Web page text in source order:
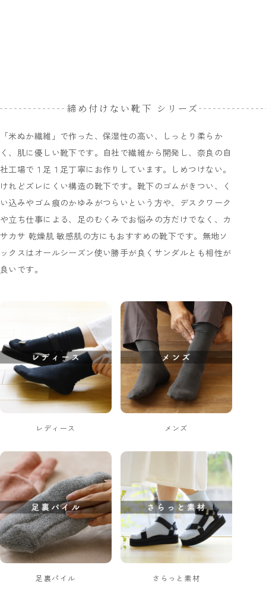
締め付けない靴下 シリーズ
「米ぬか繊維」で作った、保湿性の高い、しっとり柔らか
く、肌に優しい靴下です。自社で繊維から開発し、奈良の自
社工場で１足１足丁寧にお作りしています。しめつけない。
けれどズレにくい構造の靴下です。靴下のゴムがきつい、く
い込みやゴム痕のかゆみがつらいという方や、デスクワーク
や立ち仕事による、足のむくみでお悩みの方だけでなく、カ
サカサ 乾燥肌 敏感肌の方にもおすすめの靴下です。無地ソ
ックスはオールシーズン使い勝手が良くサンダルとも相性が
良いです。
レディース メンズ
足裏パイル さらっと素材